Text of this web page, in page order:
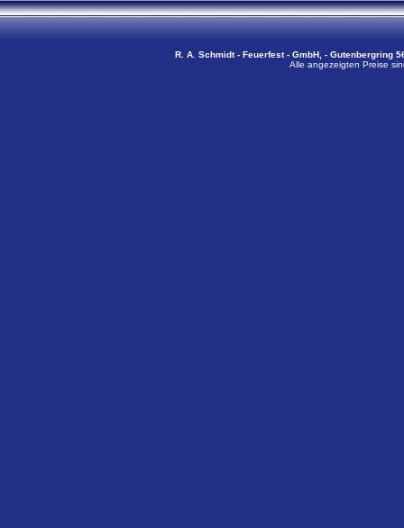
R. A. Schmidt - Feuerfest - GmbH, - Gutenbergring
Alle angezeigten Preise